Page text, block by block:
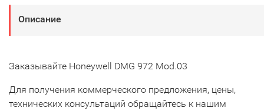
Описание
Заказывайте Honeywell DMG 972 Mod.03
Для получения коммерческого предложения, цены,
технических консультаций обращайтесь к нашим